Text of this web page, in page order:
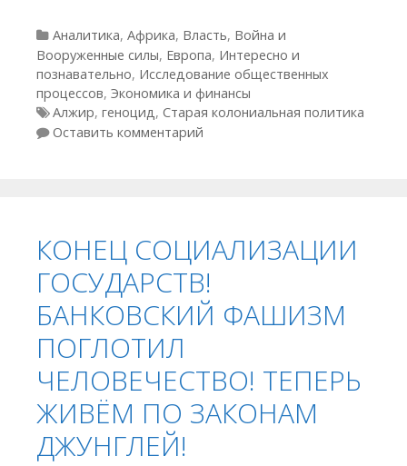
Рубрики
Аналитика, Африка, Власть, Война и
Вооруженные силы, Европа, Интересно и
познавательно, Исследование общественных
процессов, Экономика и финансы
Метки
Алжир, геноцид, Старая колониальная политика
Оставить комментарий
КОНЕЦ СОЦИАЛИЗАЦИИ
ГОСУДАРСТВ!
БАНКОВСКИЙ ФАШИЗМ
ПОГЛОТИЛ
ЧЕЛОВЕЧЕСТВО! ТЕПЕРЬ
ЖИВЁМ ПО ЗАКОНАМ
ДЖУНГЛЕЙ!